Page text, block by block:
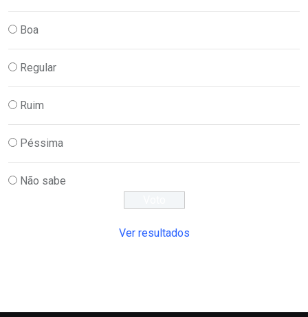
Boa
Regular
Ruim
Péssima
Não sabe
Ver resultados